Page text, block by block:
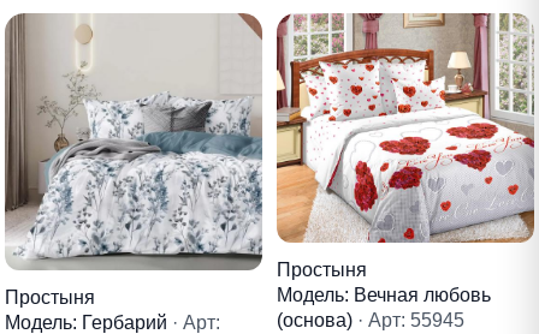
Простыня
Модель: Гербарий · Арт:
Простыня
Модель: Вечная любовь
(основа) · Арт: 55945